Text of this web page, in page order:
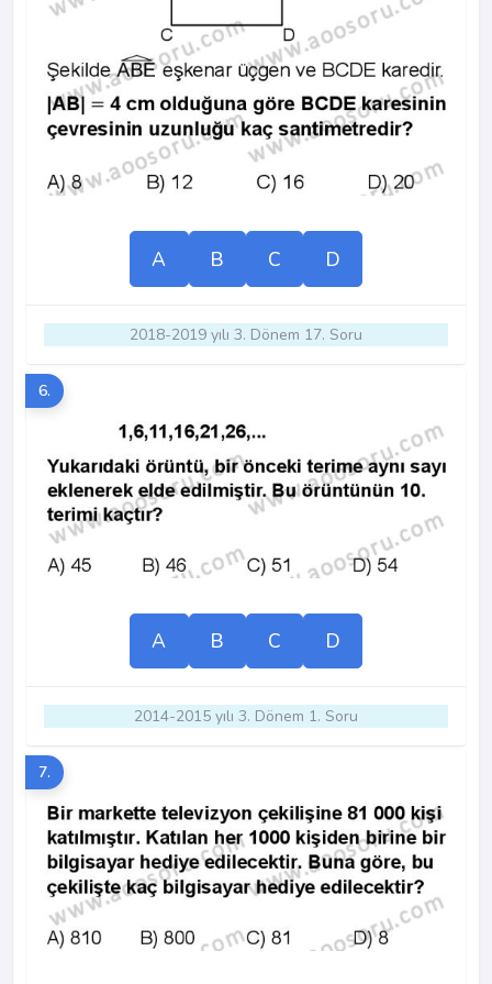
A B C D
2018-2019 yılı 3. Dönem 17. Soru
6.
A B C D
2014-2015 yılı 3. Dönem 1. Soru
7.